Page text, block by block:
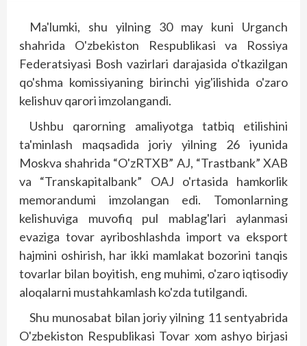
Ma'lumki, shu yilning 30 may kuni Urganch
shahrida O'zbekiston Respublikasi va Rossiya
Federatsiyasi Bosh vazirlari darajasida o'tkazilgan
qo'shma komissiyaning birinchi yig'ilishida o'zaro
kelishuv qarori imzolangandi.
Ushbu qarorning amaliyotga tatbiq etilishini
ta'minlash maqsadida joriy yilning 26 iyunida
Moskva shahrida “O'zRTXB” AJ, “Trastbank” XAB
va “Transkapitalbank” OAJ o'rtasida hamkorlik
memorandumi imzolangan edi. Tomonlarning
kelishuviga muvofiq pul mablag'lari aylanmasi
evaziga tovar ayriboshlashda import va eksport
hajmini oshirish, har ikki mamlakat bozorini tanqis
tovarlar bilan boyitish, eng muhimi, o'zaro iqtisodiy
aloqalarni mustahkamlash ko'zda tutilgandi.
Shu munosabat bilan joriy yilning 11 sentyabrida
O'zbekiston Respublikasi Tovar xom ashyo birjasi